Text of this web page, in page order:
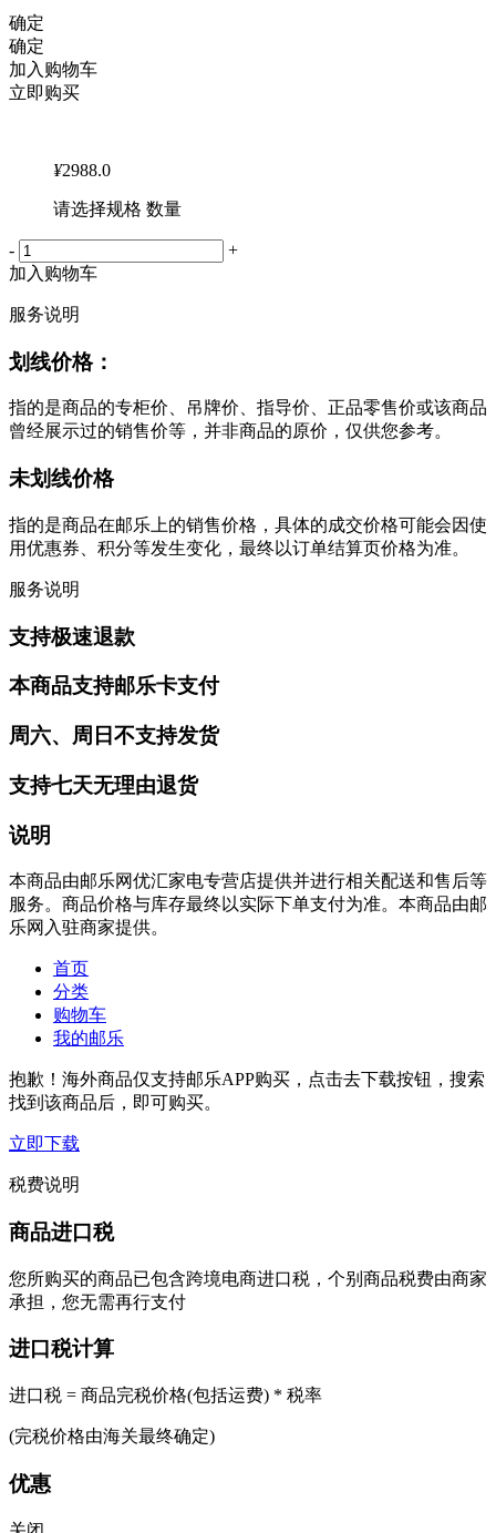
确定
确定
加入购物车
立即购买
¥2988.0
请选择规格 数量
-
+
加入购物车
服务说明
划线价格：
指的是商品的专柜价、吊牌价、指导价、正品零售价或该商品
曾经展示过的销售价等，并非商品的原价，仅供您参考。
未划线价格
指的是商品在邮乐上的销售价格，具体的成交价格可能会因使
用优惠券、积分等发生变化，最终以订单结算页价格为准。
服务说明
支持极速退款
本商品支持邮乐卡支付
周六、周日不支持发货
支持七天无理由退货
说明
本商品由邮乐网优汇家电专营店提供并进行相关配送和售后等
服务。商品价格与库存最终以实际下单支付为准。本商品由邮
乐网入驻商家提供。
首页
分类
购物车
我的邮乐
抱歉！海外商品仅支持邮乐APP购买，点击去下载按钮，搜索
找到该商品后，即可购买。
立即下载
税费说明
商品进口税
您所购买的商品已包含跨境电商进口税，个别商品税费由商家
承担，您无需再行支付
进口税计算
进口税 = 商品完税价格(包括运费) * 税率
(完税价格由海关最终确定)
优惠